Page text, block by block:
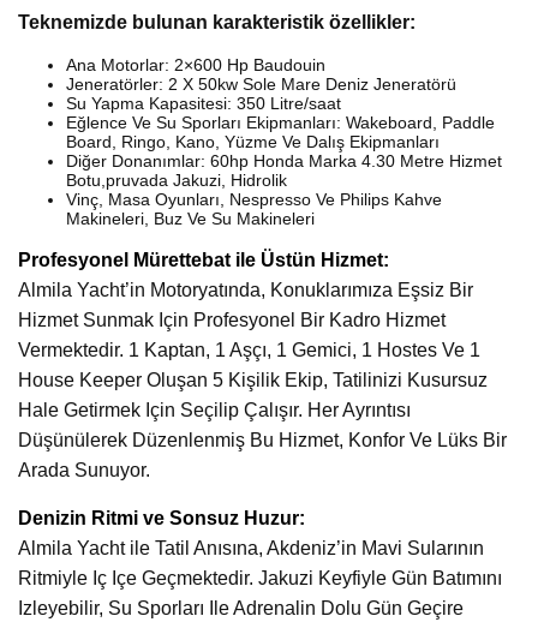
Teknemizde bulunan karakteristik özellikler:
Ana Motorlar: 2×600 Hp Baudouin
Jeneratörler: 2 X 50kw Sole Mare Deniz Jeneratörü
Su Yapma Kapasitesi: 350 Litre/saat
Eğlence Ve Su Sporları Ekipmanları: Wakeboard, Paddle
Board, Ringo, Kano, Yüzme Ve Dalış Ekipmanları
Diğer Donanımlar: 60hp Honda Marka 4.30 Metre Hizmet
Botu,pruvada Jakuzi, Hidrolik
Vinç, Masa Oyunları, Nespresso Ve Philips Kahve
Makineleri, Buz Ve Su Makineleri
Profesyonel Mürettebat ile Üstün Hizmet:
Almila Yacht’in Motoryatında, Konuklarımıza Eşsiz Bir
Hizmet Sunmak Için Profesyonel Bir Kadro Hizmet
Vermektedir. 1 Kaptan, 1 Aşçı, 1 Gemici, 1 Hostes Ve 1
House Keeper Oluşan 5 Kişilik Ekip, Tatilinizi Kusursuz
Hale Getirmek Için Seçilip Çalışır. Her Ayrıntısı
Düşünülerek Düzenlenmiş Bu Hizmet, Konfor Ve Lüks Bir
Arada Sunuyor.
Denizin Ritmi ve Sonsuz Huzur:
Almila Yacht ile Tatil Anısına, Akdeniz’in Mavi Sularının
Ritmiyle Iç Içe Geçmektedir. Jakuzi Keyfiyle Gün Batımını
Izleyebilir, Su Sporları Ile Adrenalin Dolu Gün Geçire